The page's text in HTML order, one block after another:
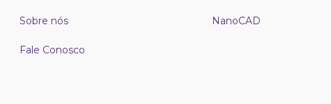
Sobre nós
Fale Conosco
NanoCAD